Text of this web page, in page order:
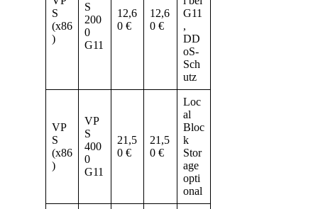
S
(x86
)
S
200
0
G11
12,6
0 €
12,6
0 €
G11
,
DD
oS-
Sch
utz
VP
S
(x86
)
VP
S
400
0
G11
21,5
0 €
21,5
0 €
Loc
al
Bloc
k
Stor
age
opti
onal